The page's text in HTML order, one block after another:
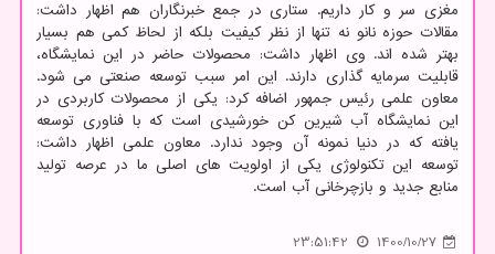
مغزی سر و کار داریم. ستاری در جمع خبرنگاران هم اظهار داشت:
مقالات حوزه نانو نه تنها از نظر کیفیت بلکه از لحاظ کمی هم بسیار
بهتر شده اند. وی اظهار داشت: محصولات حاضر در این نمایشگاه،
قابلیت سرمایه گذاری دارند. این امر سبب توسعه صنعتی می شود.
معاون علمی رئیس جمهور اضافه کرد: یکی از محصولات کاربردی در
این نمایشگاه آب شیرین کن خورشیدی است که با فناوری توسعه
یافته که در دنیا نمونه آن وجود ندارد. معاون علمی اظهار داشت:
توسعه این تکنولوژی یکی از اولویت های اصلی ما در عرصه تولید
منابع جدید و بازچرخانی آب است.
1400/10/27
23:51:42